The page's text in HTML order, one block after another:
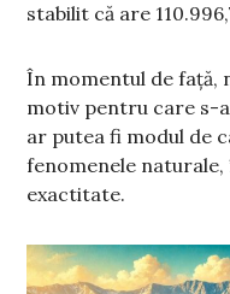
stabilit că are
În momentul de față,
motiv pentru care s-
ar putea fi modul de
fenomenele
exactitate.